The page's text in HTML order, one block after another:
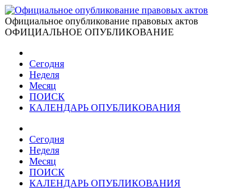
Официальное опубликование правовых актов
ОФИЦИАЛЬНОЕ ОПУБЛИКОВАНИЕ
Сегодня
Неделя
Месяц
ПОИСК
КАЛЕНДАРЬ ОПУБЛИКОВАНИЯ
Сегодня
Неделя
Месяц
ПОИСК
КАЛЕНДАРЬ ОПУБЛИКОВАНИЯ